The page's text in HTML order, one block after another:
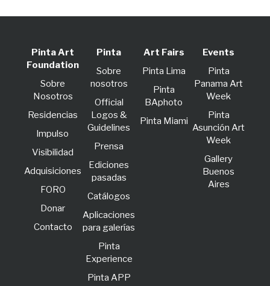
Pinta Art
Foundation
Sobre
Nosotros
Residencias
lmpulso
Visibilidad
Adquisiciones
FORO
Donar
Contacto
Pinta
Sobre
nosotros
Official
Logos &
Guidelines
Prensa
Ediciones
pasadas
Catálogos
Aplicaciones
para galerías
Pinta
Experience
Pinta APP
Art Fairs
Pinta Lima
Pinta
BAphoto
Pinta Miami
Events
Pinta
Panama Art
Week
Pinta
Asunción Art
Week
Gallery
Buenos
Aires